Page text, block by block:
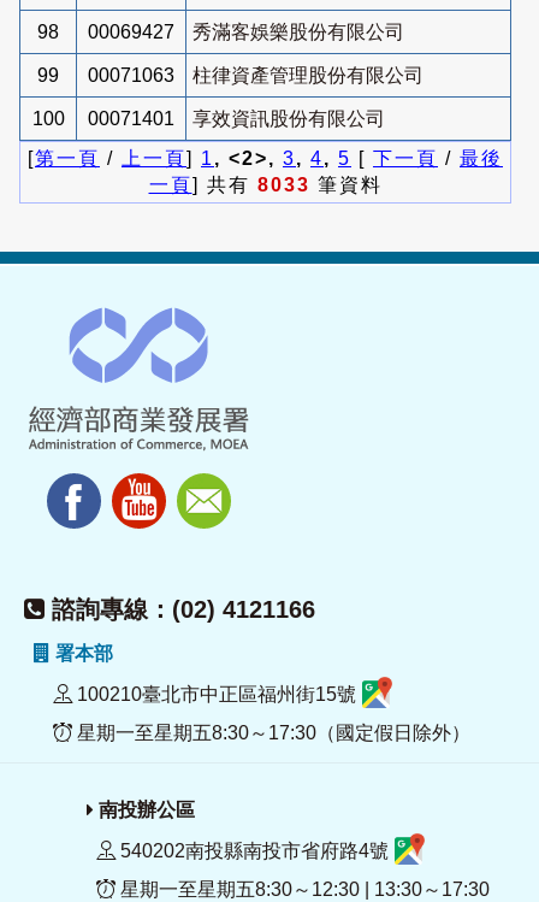
98 00069427 秀滿客娛樂股份有限公司
99 00071063 柱律資產管理股份有限公司
100 00071401
享效資訊股份有限公司
[第一頁 / 上一頁] 1 , <2>, 3, 4, 5 [ 下一頁 / 最後
一頁] 共有 8033 筆資料
諮詢專線：(02) 4121166
署本部
100210臺北市中正區福州街15號
星期一至星期五8:30～17:30（國定假日除外）
南投辦公區
540202南投縣南投市省府路4號
星期一至星期五8:30～12:30 | 13:30～17:30